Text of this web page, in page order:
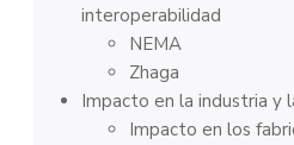
interoperabilidad
NEMA
Zhaga
Impacto en la industria y
Impacto en los